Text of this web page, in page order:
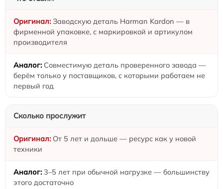
Заводскую деталь Harman Kardon — в
фирменной упаковке, с маркировкой и артикулом
производителя
Совместимую деталь проверенного завода —
берём только у поставщиков, с которыми работаем не
первый год
Сколько прослужит
От 5 лет и дольше — ресурс как у новой
техники
3–5 лет при обычной нагрузке — большинству
этого достаточно